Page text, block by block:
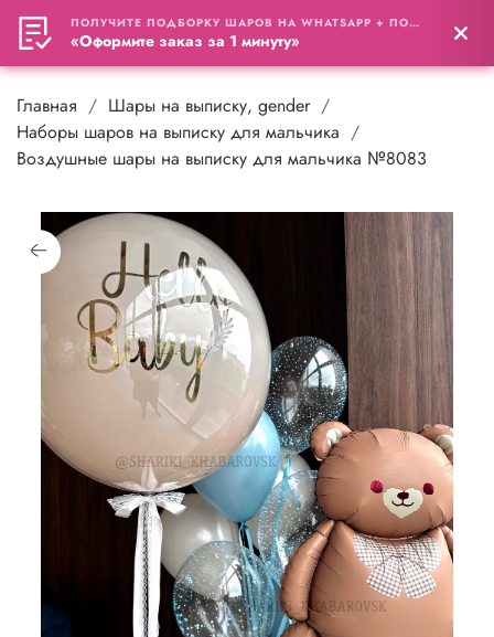
0
Главная
Шары на выписку, gender
Наборы шаров на выписку для мальчика
Воздушные шары на выписку для мальчика №8083
ПОЛУЧИТЕ ПОДБОРКУ ШАРОВ НА WHATSAPP + ПОДАРОК
«Оформите заказ за 1 минуту»